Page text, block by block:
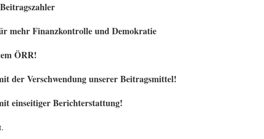
mehr Finanzkontrolle und Demokratie
ÖRR!
der Verschwendung unserer Beitragsmittel!
einseitiger Berichterstattung!